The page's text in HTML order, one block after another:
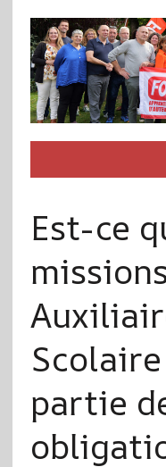
Est-ce
partie